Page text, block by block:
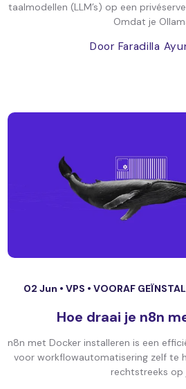
taalmodellen (LLM’s) op een
Omdat je
Door Faradilla
02 Jun • VPS • VOORAF
Hoe draai je n8n
n8n met Docker installeren is een
voor workflowautomatisering zelf te
rechtstreeks op